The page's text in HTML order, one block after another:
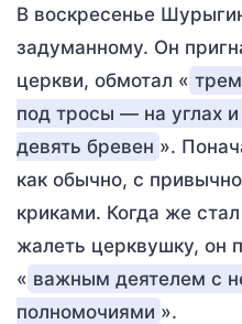
В воскресенье
задуманному. Он
церкви, обмотал «
под тросы — на углах
девять бревен ».
как обычно, с
криками. Когда же
жалеть церквушку, он
« важным деятелем с
полномочиями ».